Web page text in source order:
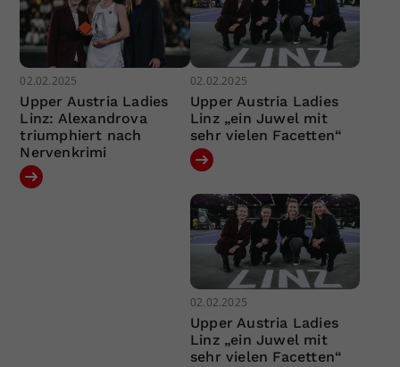
02.02.2025
Upper Austria Ladies
Linz: Alexandrova
triumphiert nach
Nervenkrimi
02.02.2025
Upper Austria Ladies
Linz „ein Juwel mit
sehr vielen Facetten“
02.02.2025
Upper Austria Ladies
Linz „ein Juwel mit
sehr vielen Facetten“